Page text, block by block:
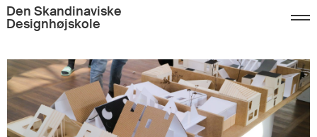
Den Skandinaviske
Designhøjskole